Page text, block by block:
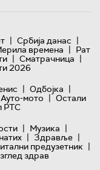
| Србија данас |
времена | Рат
| Сматрачница |
2026
| Одбојка |
Ауто-мото | Остали
РТС
| Музика |
| Здравље |
предузетник |
здрав